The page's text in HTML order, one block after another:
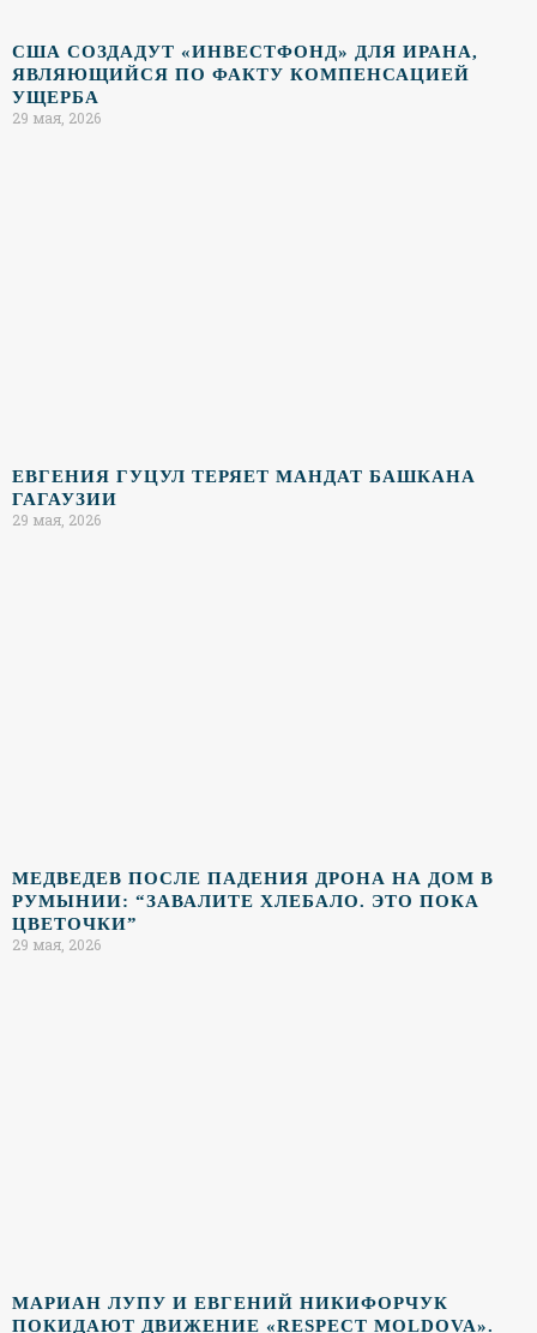
США СОЗДАДУТ «ИНВЕСТФОНД» ДЛЯ ИРАНА,
ЯВЛЯЮЩИЙСЯ ПО ФАКТУ КОМПЕНСАЦИЕЙ
УЩЕРБА
29 мая, 2026
ЕВГЕНИЯ ГУЦУЛ ТЕРЯЕТ МАНДАТ БАШКАНА
ГАГАУЗИИ
29 мая, 2026
МЕДВЕДЕВ ПОСЛЕ ПАДЕНИЯ ДРОНА НА ДОМ В
РУМЫНИИ: “ЗАВАЛИТЕ ХЛЕБАЛО. ЭТО ПОКА
ЦВЕТОЧКИ”
29 мая, 2026
МАРИАН ЛУПУ И ЕВГЕНИЙ НИКИФОРЧУК
ПОКИДАЮТ ДВИЖЕНИЕ «RESPECT MOLDOVA».